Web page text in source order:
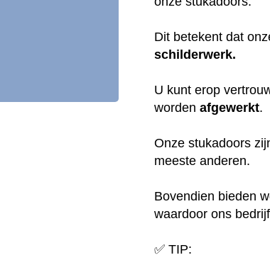
Dit betekent dat
schilderwerk.
U kunt erop
wordenafgewerkt.
Onze stukadoors
meeste anderen.
Bovendien bieden
waardoor ons
✅ TIP: